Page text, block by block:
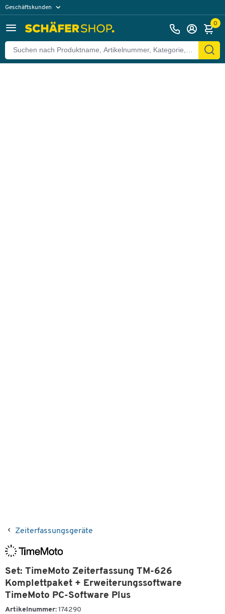
Geschäftskunden
0
Zeiterfassungsgeräte
Set: TimeMoto Zeiterfassung TM-626
Komplettpaket + Erweiterungssoftware
TimeMoto PC-Software Plus
Artikelnummer: 174290
Zurück